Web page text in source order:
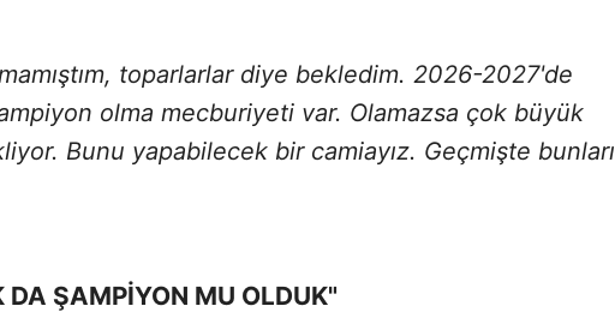
toparlarlar diye bekledim. 2026-2027'de
olma mecburiyeti var. Olamazsa çok büyük
Bunu yapabilecek bir camiayız. Geçmişte bunları
ŞAMPİYON MU OLDUK"